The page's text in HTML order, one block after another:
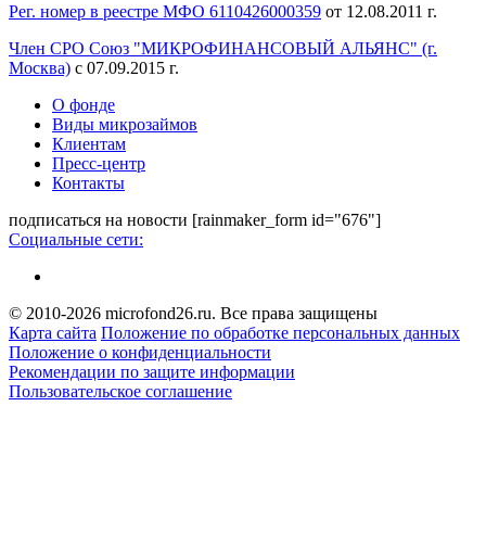
Рег. номер в реестре МФО 6110426000359 от 12.08.2011 г.
Член СРО Союз "МИКРОФИНАНСОВЫЙ АЛЬЯНС" (г.
Москва) с 07.09.2015 г.
О фонде
Виды микрозаймов
Клиентам
Пресс-центр
Контакты
подписаться на новости [rainmaker_form id="676"]
Социальные сети:
© 2010-2026 microfond26.ru. Все права защищены
Карта сайта Положение по обработке персональных данных
Положение о конфиденциальности
Рекомендации по защите информации
Пользовательское соглашение